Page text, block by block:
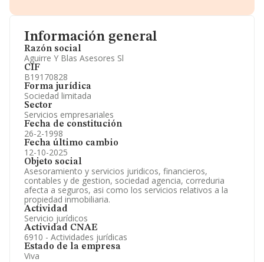
Información general
Razón social
Aguirre Y Blas Asesores Sl
CIF
B19170828
Forma jurídica
Sociedad limitada
Sector
Servicios empresariales
Fecha de constitución
26-2-1998
Fecha último cambio
12-10-2025
Objeto social
Asesoramiento y servicios juridicos, financieros,
contables y de gestion, sociedad agencia, correduria
afecta a seguros, asi como los servicios relativos a la
propiedad inmobiliaria.
Actividad
Servicio jurídicos
Actividad CNAE
6910 - Actividades jurídicas
Estado de la empresa
Viva
Información oficial y registral complementaria.